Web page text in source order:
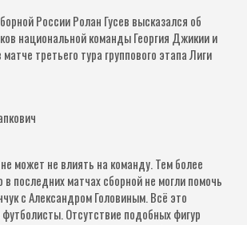
России Ролан Гусев высказался об
национальной команды Георгия Джикии и
третьего тура группового этапа Лиги
может не влиять на команду. Тем более
в последних матчах сборной не могли помочь
с Александром Головиным. Всё это
Отсутствие подобных фигур